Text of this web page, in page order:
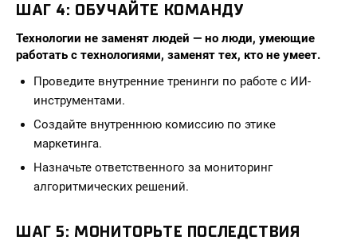
ШАГ 4: ОБУЧАЙТЕ КОМАНДУ
Технологии не заменят людей — но люди, умеющие
работать с технологиями, заменят тех, кто не умеет.
Проведите внутренние тренинги по работе с ИИ-
инструментами.
Создайте внутреннюю комиссию по этике
маркетинга.
Назначьте ответственного за мониторинг
алгоритмических решений.
ШАГ 5: МОНИТОРЬТЕ ПОСЛЕДСТВИЯ